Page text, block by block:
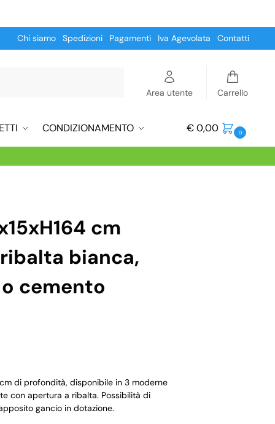
Chi siamo Spedizioni Pagamenti Iva Agevolata Contatti
Area utente Carrello
CONDIZIONAMENTO €0,00 0
cm
bianca,
cemento
di profondità, disponibile in 3 moderne
con apertura a ribalta. Possibilità di
gancio in dotazione.